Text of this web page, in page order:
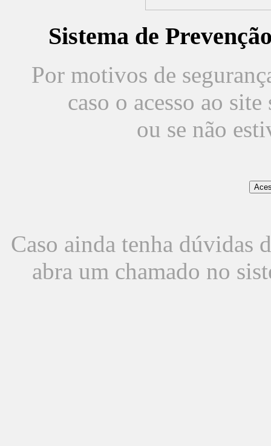
Sistema de
Por motivos de
caso o acesso ao
ou se não
Caso ainda tenha dúvidas
abra um chamado no